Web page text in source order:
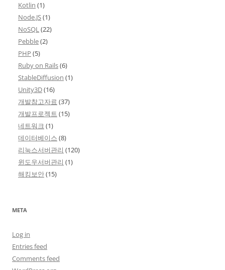
Kotlin (1)
Node.JS(1)
NoSQL(22)
Pebble(2)
PHP (5)
Ruby on Rails(6)
StableDiffusion (1)
Unity3D(16)
개발참고자료 (37)
개발프로젝트 (15)
네트워크 (1)
데이터베이스 (8)
리눅스서버관리 (120)
윈도우서버관리 (1)
해킹보안(15)
META
Log in
Entries feed
Comments feed